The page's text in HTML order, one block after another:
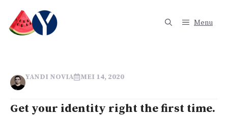
Menu
YANDI NOVIA MEI 14, 2020
Get your identity right the first time.